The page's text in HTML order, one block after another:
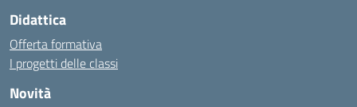
Didattica
Offerta formativa
I progetti delle classi
Novità